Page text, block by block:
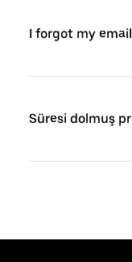
I forgot my
Süresi dolmuş